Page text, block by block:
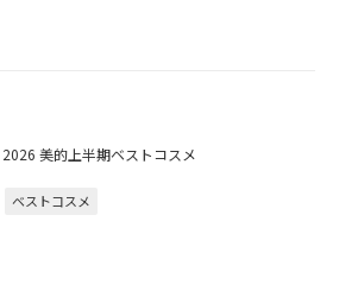
2026 美的上半期ベストコスメ
ベストコスメ